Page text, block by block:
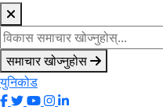
समाचार खोज्नुहोस
युनिकोड